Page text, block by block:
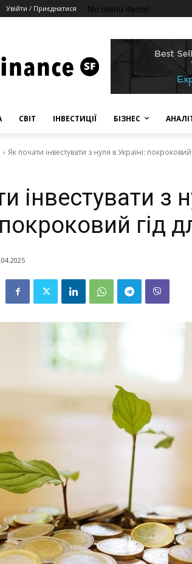
Увійти / Приєднатися No menu items!
СВІТ ІНВЕСТИЦІЇ БІЗНЕС
Як почати інвестувати з нуля в Україні: покроковий
інвестувати з
гід